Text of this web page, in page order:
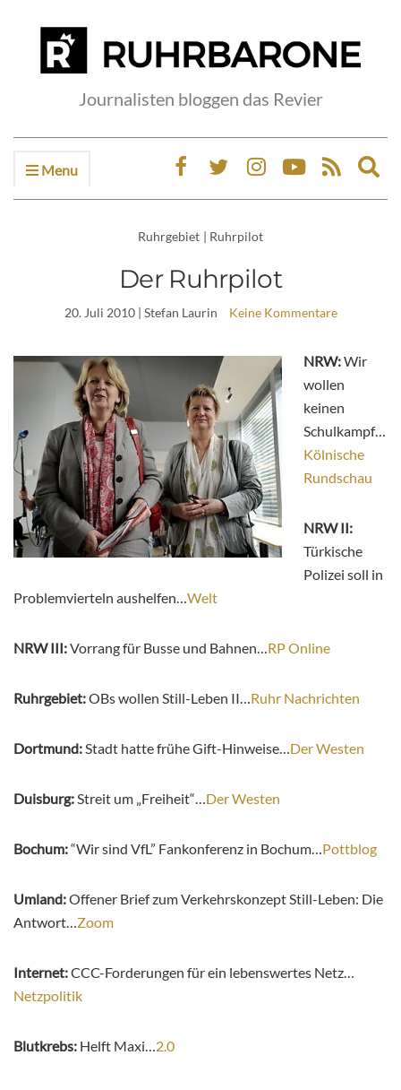
Journalisten bloggen das Revier
Menu
Ruhrgebiet | Ruhrpilot
Der Ruhrpilot
20. Juli 2010| Stefan Laurin Keine Kommentare
NRW:Wir
wollen
keinen
Schulkampf…
Kölnische
Rundschau
NRW II:
Türkische
Polizei soll in
Problemvierteln aushelfen…Welt
NRW III:Vorrang für Busse und Bahnen…RP Online
Ruhrgebiet:OBs wollen Still-Leben II…Ruhr Nachrichten
Dortmund:Stadt hatte frühe Gift-Hinweise…Der Westen
Duisburg:Streit um „Freiheit“…Der Westen
Bochum:“Wir sind VfL” Fankonferenz in Bochum…Pottblog
Umland:Offener Brief zum Verkehrskonzept Still-Leben: Die
Antwort…Zoom
Internet:CCC-Forderungen für ein lebenswertes Netz…
Netzpolitik
Blutkrebs: Helft Maxi…2.0